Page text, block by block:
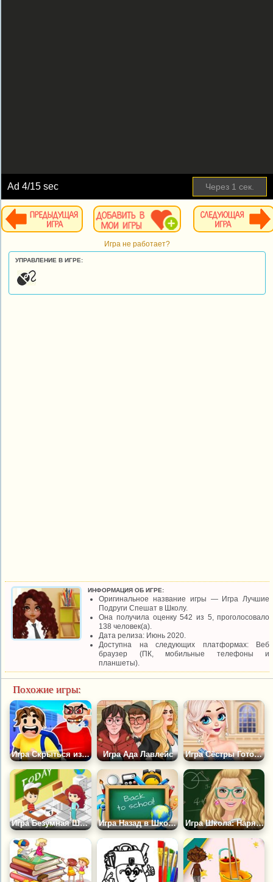
Ad4/15 sec Через 1 сек.
Игра не работает?
УПРАВЛЕНИЕ В ИГРЕ:
ИНФОРМАЦИЯ ОБ ИГРЕ:
Оригинальное название игры — Игра Лучшие
Подруги Спешат в Школу.
Она получила оценку 542 из 5, проголосовало
138 человек(а).
Дата релиза: Июнь 2020.
Доступна на следующих платформах: Веб
браузер (ПК, мобильные телефоны и
планшеты).
Похожие игры:
Игра Скрыться из Школы Игра Ада Лавлейс Игра Сёстры Готовятся к Выпускному
Игра Безумная Школа Игра Назад в Школу: Парные Картинки Игра Школа: Наряд Для Учительницы